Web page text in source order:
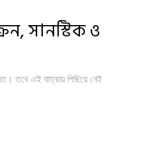
সানস্টিক ও
তবে এই যাত্রায় পিছিয়ে নেই